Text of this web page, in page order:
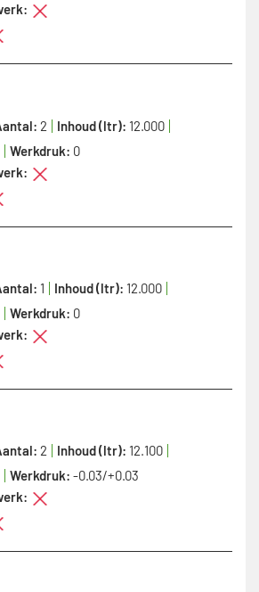
2 Inhoud (ltr): 12.000
Werkdruk: 0
1 Inhoud (ltr): 12.000
Werkdruk: 0
2 Inhoud (ltr): 12.100
Werkdruk: -0.03/+0.03